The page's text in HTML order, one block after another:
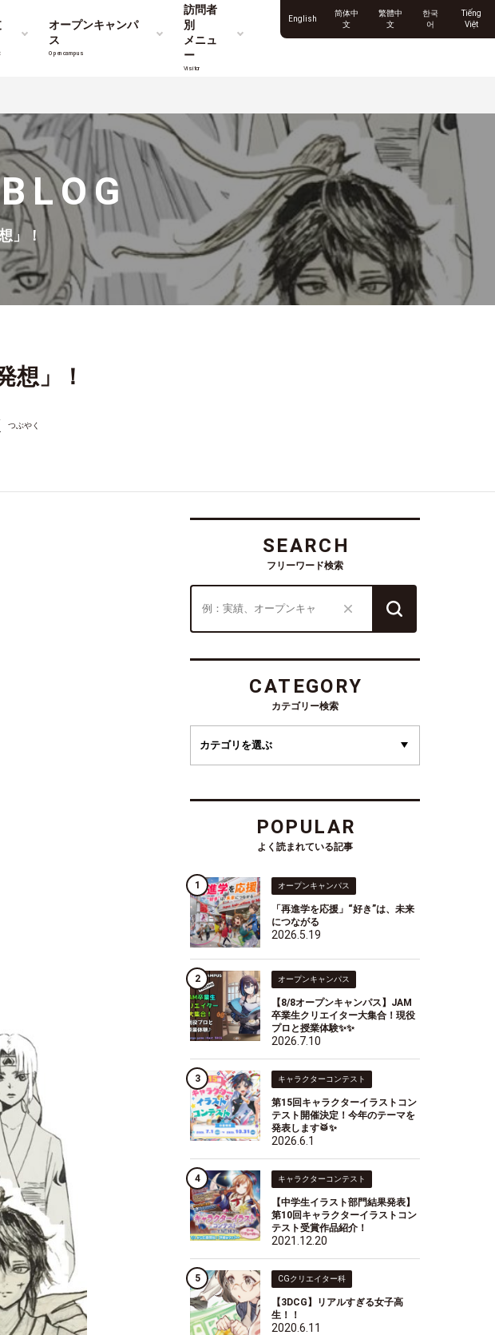
オープンキャンパ
ス
Opencampus
訪問者
別
メニュ
ー
Visitor
English
简体中
文
繁體中
文
한국
어
Tiếng
Việt
」！
想」！
つぶやく
SEARCH
フリーワード検索
CATEGORY
カテゴリー検索
POPULAR
よく読まれている記事
オープンキャンパス
「再進学を応援」“好き”は、未来
につながる
2026.5.19
オープンキャンパス
【8/8オープンキャンパス】JAM
卒業生クリエイター大集合！現役
プロと授業体験✨✨
2026.7.10
キャラクターコンテスト
第15回キャラクターイラストコン
テスト開催決定！今年のテーマを
発表します🥁✨
2026.6.1
キャラクターコンテスト
【中学生イラスト部門結果発表】
第10回キャラクターイラストコン
テスト受賞作品紹介！
2021.12.20
CGクリエイター科
【3DCG】リアルすぎる女子高
生！！
2020.6.11